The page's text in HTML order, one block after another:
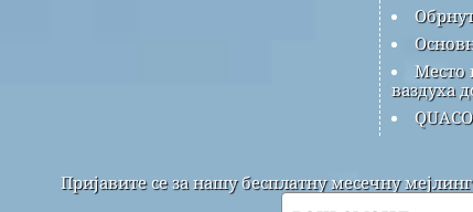
Место
ваздуха
Пријавите се за нашу бесплатну месечну